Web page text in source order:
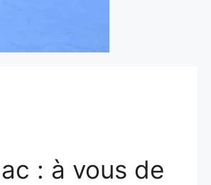
: à vous de